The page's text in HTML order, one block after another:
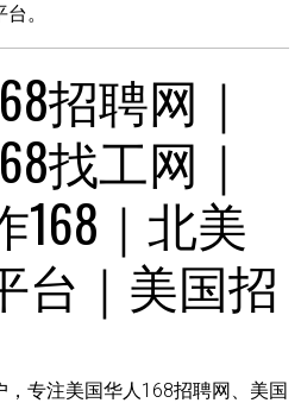
。
招聘网｜
找工网｜
168｜北美
台｜美国招
专注美国华人168招聘网、美国